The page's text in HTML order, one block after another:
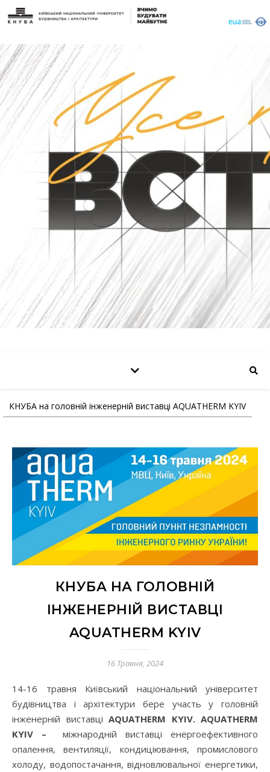
КНУБА на головній інженерній виставці AQUATHERM KYIV
КНУБА НА ГОЛОВНІЙ
ІНЖЕНЕРНІЙ ВИСТАВЦІ
AQUATHERM KYIV
16 Травня, 2024
14-16 травня Київський національний університет
будівництва і архітектури бере участь у головній
інженерній виставці AQUATHERM KYIV. AQUATHERM
KYIV –
міжнародній виставці енергоефективного
опалення, вентиляції, кондиціювання, промислового
холоду, водопостачання, відновлювальної енергетики,